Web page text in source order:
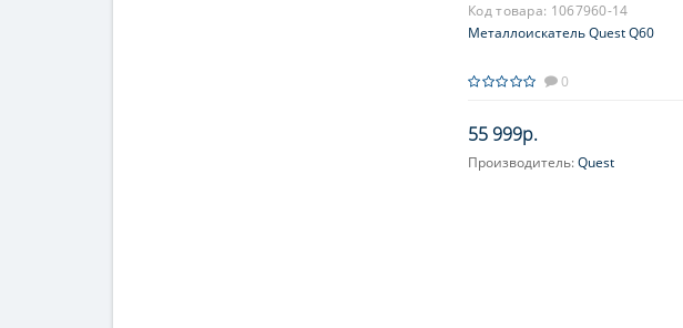
Код товара: 1067960-14
Металлоискатель Quest Q60
0
55 999р.
Производитель:Quest